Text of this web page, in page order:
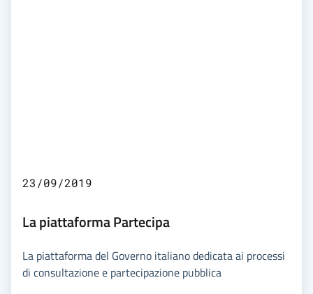
23/09/2019
La piattaforma Partecipa
La piattaforma del Governo italiano dedicata ai processi
di consultazione e partecipazione pubblica